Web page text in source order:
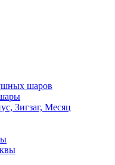
шаров
Зигзаг, Месяц